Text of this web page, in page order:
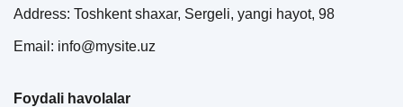
Address: Toshkent shaxar, Sergeli, yangi hayot, 98
Email: info@mysite.uz
Foydali havolalar